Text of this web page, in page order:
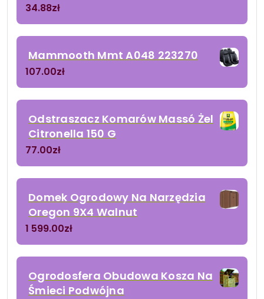
34.88zł
Mammooth Mmt A048 223270
107.00zł
Odstraszacz Komarów Massó Żel
Citronella 150 G
77.00zł
Domek Ogrodowy Na Narzędzia
Oregon 9X4 Walnut
1 599.00zł
Ogrodosfera Obudowa Kosza Na
Śmieci Podwójna